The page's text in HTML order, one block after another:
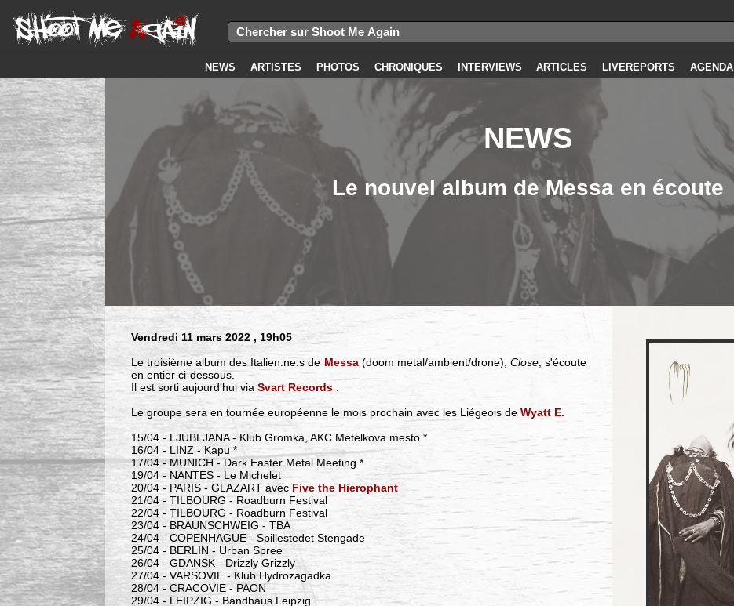
NEWS ARTISTES PHOTOS CHRONIQUES INTERVIEWS ARTICLES LIVEREPORTS AGENDA
NEWS
Le nouvel album de Messa en écoute
Vendredi 11 mars 2022 , 19h05
Le troisième album des Italien.ne.s de Messa(doom metal/ambient/drone),Close, s'écoute
en entier ci-dessous.
Il est sorti aujourd'hui via Svart Records.
Le groupe sera en tournée européenne le mois prochain avec les Liégeois de Wyatt E.
15/04 - LJUBLJANA - Klub Gromka, AKC Metelkova mesto *
16/04 - LINZ - Kapu *
17/04 - MUNICH - Dark Easter Metal Meeting *
19/04 - NANTES - Le Michelet
20/04 - PARIS - GLAZART avec Five the Hierophant
21/04 - TILBOURG - Roadburn Festival
22/04 - TILBOURG - Roadburn Festival
23/04 - BRAUNSCHWEIG - TBA
24/04 - COPENHAGUE - Spillestedet Stengade
25/04 - BERLIN - Urban Spree
26/04 - GDANSK - Drizzly Grizzly
27/04 - VARSOVIE - Klub Hydrozagadka
28/04 - CRACOVIE - PAON
29/04 - LEIPZIG - Bandhaus Leipzig